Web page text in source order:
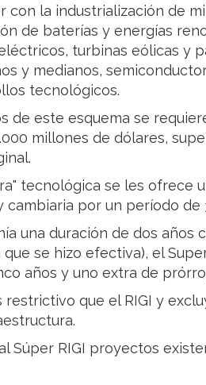
con la industrialización de
de baterías y energías
turbinas eólicas y
y medianos,
tecnológicos.
de este esquema se
millones de dólares,
tecnológica se les ofrece
cambiaria por un período de
una duración de dos años
se hizo efectiva), el
años y uno extra de
restrictivo que el RIGI y
Súper RIGI proyectos